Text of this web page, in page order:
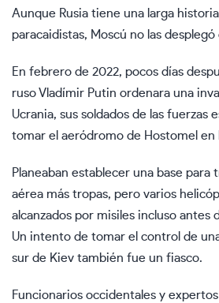
Aunque Rusia tiene una larga
paracaidistas, Moscú no las
En febrero de 2022, pocos días
ruso Vladímir Putin ordenara una
Ucrania, sus soldados de las fuerzas
tomar el aeródromo de Hostomel en
Planeaban establecer una base para
aérea más tropas, pero varios
alcanzados por misiles incluso antes
Un intento de tomar el control de
sur de Kiev también fue un fiasco.
Funcionarios occidentales y